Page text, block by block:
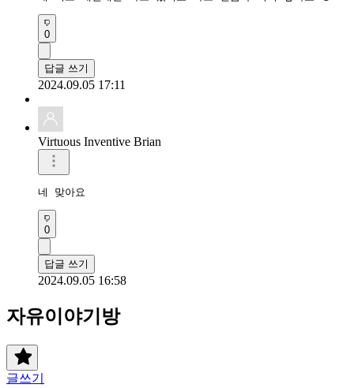
0
답글 쓰기
2024.09.05 17:11
Virtuous Inventive Brian
네 맞아요
0
답글 쓰기
2024.09.05 16:58
자유이야기방
글쓰기